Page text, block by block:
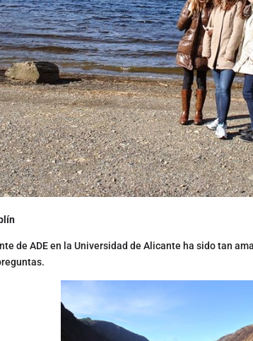
de ADE en la Universidad de Alicante ha sido tan